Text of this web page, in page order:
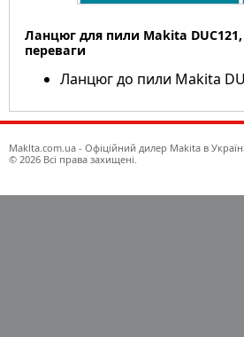
Ланцюг для пили Makita DUC121,
переваги
Ланцюг до пили Makita
Maklta.com.ua - Офіційний дилер Makita в Україні
© 2026 Всі права захищені.